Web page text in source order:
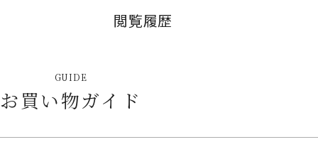
閲覧履歴
GUIDE
お買い物ガイド